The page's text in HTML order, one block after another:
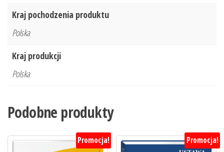
Kraj pochodzenia produktu
Polska
Kraj produkcji
Polska
Podobne produkty
Promocja! Promocja!